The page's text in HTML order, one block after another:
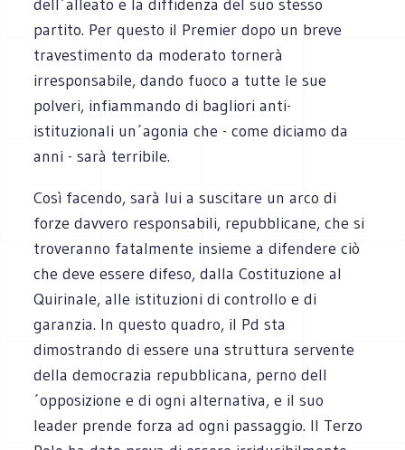
dell´alleato e la diffidenza del suo stesso
partito. Per questo il Premier dopo un breve
travestimento da moderato tornerà
irresponsabile, dando fuoco a tutte le sue
polveri, infiammando di bagliori anti-
istituzionali un´agonia che - come diciamo da
anni - sarà terribile.
Così facendo, sarà lui a suscitare un arco di
forze davvero responsabili, repubblicane, che si
troveranno fatalmente insieme a difendere ciò
che deve essere difeso, dalla Costituzione al
Quirinale, alle istituzioni di controllo e di
garanzia. In questo quadro, il Pd sta
dimostrando di essere una struttura servente
della democrazia repubblicana, perno dell
´opposizione e di ogni alternativa, e il suo
leader prende forza ad ogni passaggio. Il Terzo